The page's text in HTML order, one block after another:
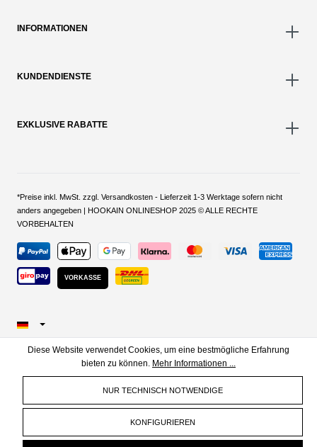
INFORMATIONEN
KUNDENDIENSTE
EXKLUSIVE RABATTE
*Preise inkl. MwSt. zzgl. Versandkosten - Lieferzeit 1-3 Werktage sofern nicht
anders angegeben | HOOKAIN ONLINESHOP 2025 © ALLE RECHTE
VORBEHALTEN
VORKASSE
Diese Website verwendet Cookies, um eine bestmögliche Erfahrung
bieten zu können. Mehr Informationen ...
NUR TECHNISCH NOTWENDIGE
KONFIGURIEREN